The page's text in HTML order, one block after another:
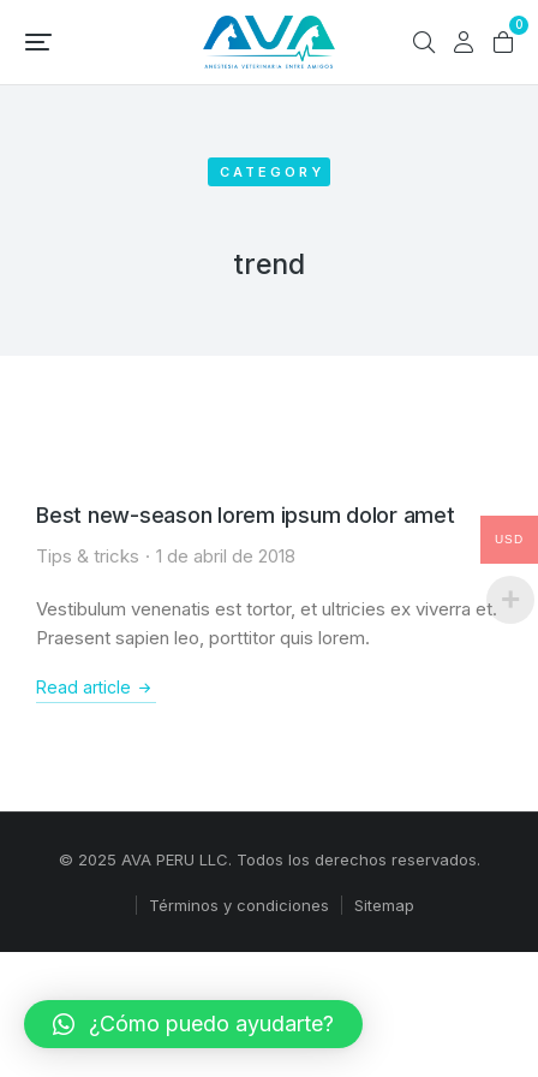
0
CATEGORY
trend
Best new-season lorem ipsum dolor amet
Tips & tricks 1 de abril de 2018
Vestibulum venenatis est tortor, et ultricies ex viverra et.
Praesent sapien leo, porttitor quis lorem.
Read article
© 2025 AVA PERU LLC. Todos los derechos reservados.
Términos y condiciones Sitemap
USD
¿Cómo puedo ayudarte?